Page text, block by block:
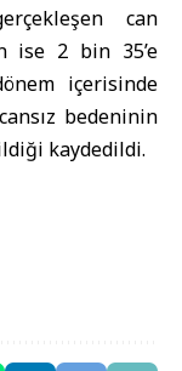
can
ise 2 bin 35’e
içerisinde
bedeninin
kaydedildi.